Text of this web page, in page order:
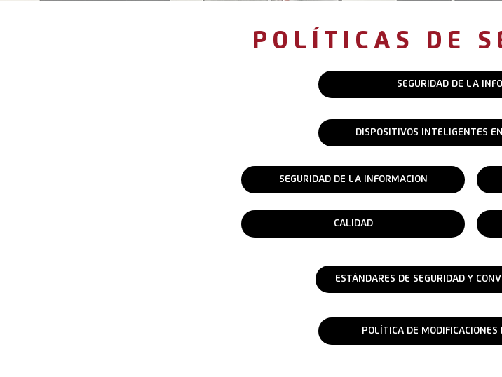
POLÍTICAS DE
SEGURIDAD DE LA
DISPOSITIVOS INTELIGENTES
SEGURIDAD DE LA INFORMACIÓN
CALIDAD
ESTÁNDARES DE SEGURIDAD Y
POLÍTICA DE